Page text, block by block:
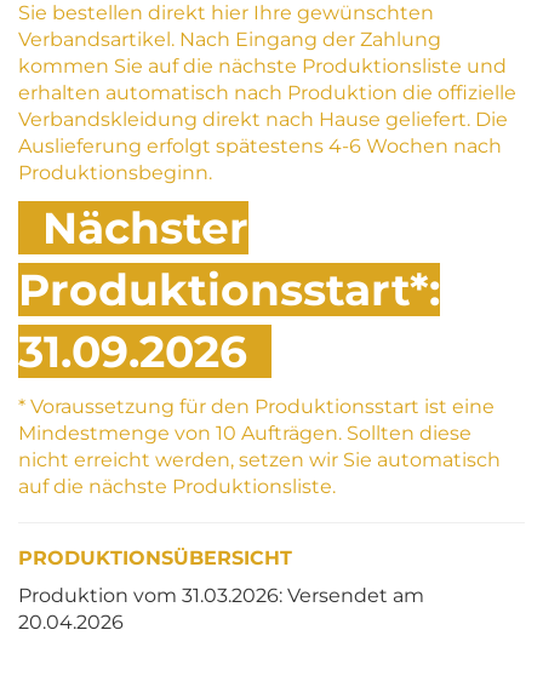
Sie bestellen direkt hier Ihre gewünschten
Verbandsartikel. Nach Eingang der Zahlung
kommen Sie auf die nächste Produktionsliste und
erhalten automatisch nach Produktion die offizielle
Verbandskleidung direkt nach Hause geliefert. Die
Auslieferung erfolgt spätestens 4-6 Wochen nach
Produktionsbeginn.
Nächster
Produktionsstart*:
31.09.2026
* Voraussetzung für den Produktionsstart ist eine
Mindestmenge von 10 Aufträgen. Sollten diese
nicht erreicht werden, setzen wir Sie automatisch
auf die nächste Produktionsliste.
PRODUKTIONSÜBERSICHT
Produktion vom 31.03.2026: Versendet am
20.04.2026